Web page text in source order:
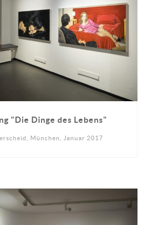
"Die Dinge des Lebens"
München, Januar 2017